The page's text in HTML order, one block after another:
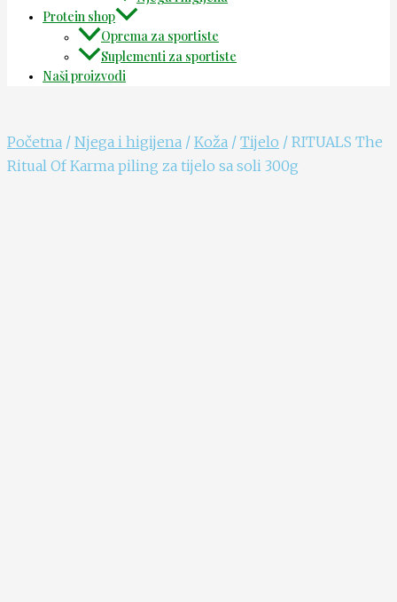
Protein shop
Oprema za sportiste
Suplementi za sportiste
Naši proizvodi
Početna / Njega i higijena / Koža / Tijelo / RITUALS The
Ritual Of Karma piling za tijelo sa soli 300g